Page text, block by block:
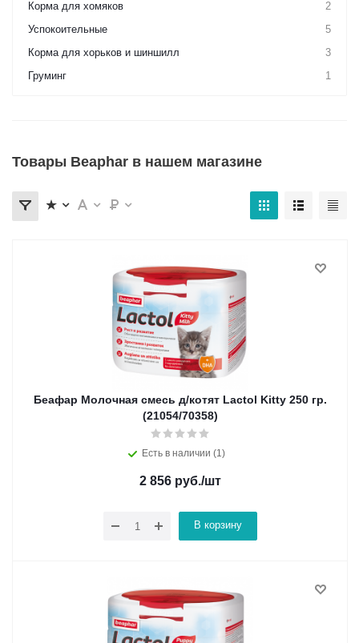
Корма для хомяков
2
Успокоительные
5
Корма для хорьков и шиншилл
3
Груминг
1
Товары Beaphar в нашем магазине
Беафар Молочная смесь д/котят Lactol Kitty 250 гр.
(21054/70358)
Есть в наличии (1)
2 856 руб./шт
В корзину